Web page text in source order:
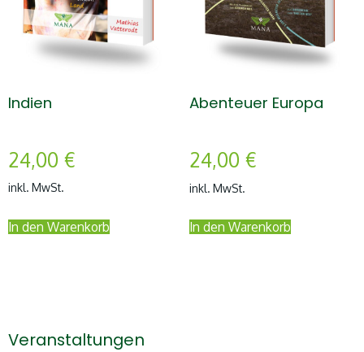
Indien
24,00 €
inkl. MwSt.
In den Warenkorb
Abenteuer Europa
24,00 €
inkl. MwSt.
In den Warenkorb
Veranstaltungen